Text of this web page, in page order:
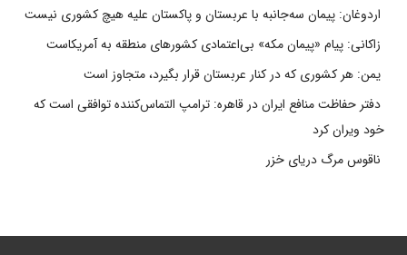
اردوغان: پیمان سه‌جانبه با عربستان و پاکستان علیه هیچ کشوری نیست
زاکانی: پیام «پیمان مکه» بی‌اعتمادی کشورهای منطقه به آمریکاست
یمن: هر کشوری که در کنار عربستان قرار بگیرد، متجاوز است
دفتر حفاظت منافع ایران در قاهره: ترامپ التماس‌کننده توافقی است که
خود ویران کرد
ناقوس مرگ دریای خزر